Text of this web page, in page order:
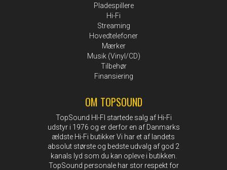
Pladespillere
Hi-Fi
Streaming
Hovedtelefoner
Mærker
Musik (Vinyl/CD)
Tilbehør
Finansiering
OM TOPSOUND
TopSound HI-FI startede salg af Hi-Fi
udstyr i 1976 og er derfor en af Danmarks
ældste Hi-Fi butikker Vi har et af landets
absolut største og bedste udvalg af god 2
kanals lyd som du kan opleve i butikken.
TopSound personale har stor respekt for